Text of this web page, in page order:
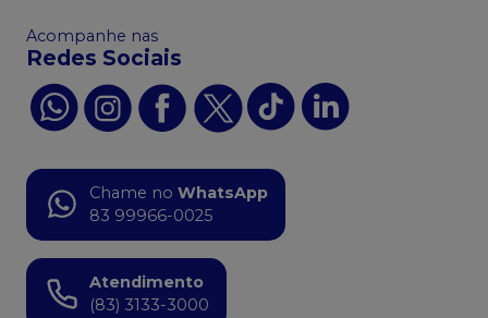
Acompanhe nas
Redes Sociais
Chame no WhatsApp
83 99966-0025
Atendimento
(83) 3133-3000